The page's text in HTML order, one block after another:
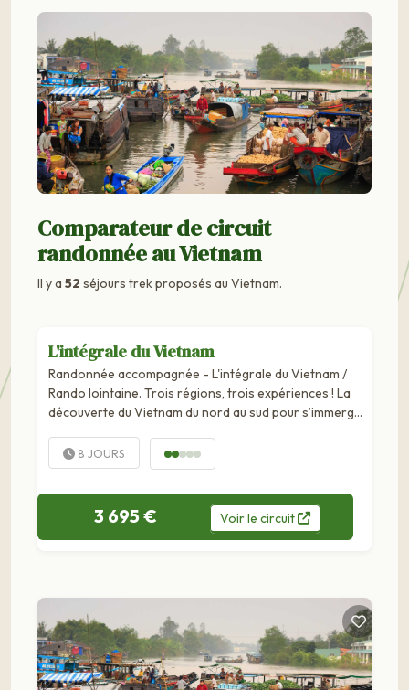
Comparateur de circuit
randonnée au Vietnam
Il y a 52 séjours trek proposés au Vietnam.
L'intégrale du Vietnam
Randonnée accompagnée - L'intégrale du Vietnam /
Rando lointaine. Trois régions, trois expériences ! La
découverte du Vietnam du nord au sud pour s’immerger
8 JOURS
3 695 € Voirle circuit